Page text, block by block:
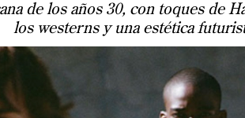
de los años 30, con toques de
los westerns y una estética